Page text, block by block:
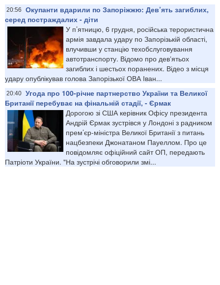
20:56
Окупанти вдарили по Запоріжжю: Дев’ять загиблих,
серед постраждалих - діти
У п’ятницю, 6 грудня, російська терористична
армія завдала удару по Запорізькій області,
влучивши у станцію техобслуговування
автотранспорту. Відомо про девʼятьох
загиблих і шестьох поранених. Відео з місця
удару опублікував голова Запорізької ОВА Іван...
20:40 Угода про 100-річне партнерство України та Великої
Британії перебуває на фінальній стадії, - Єрмак
Дорогою зі США керівник Офісу президента
Андрій Єрмак зустрівся у Лондоні з радником
прем’єр-міністра Великої Британії з питань
нацбезпеки Джонатаном Пауеллом. Про це
повідомляє офіційний сайт ОП, передають
Патріоти України. "На зустрічі обговорили змі...